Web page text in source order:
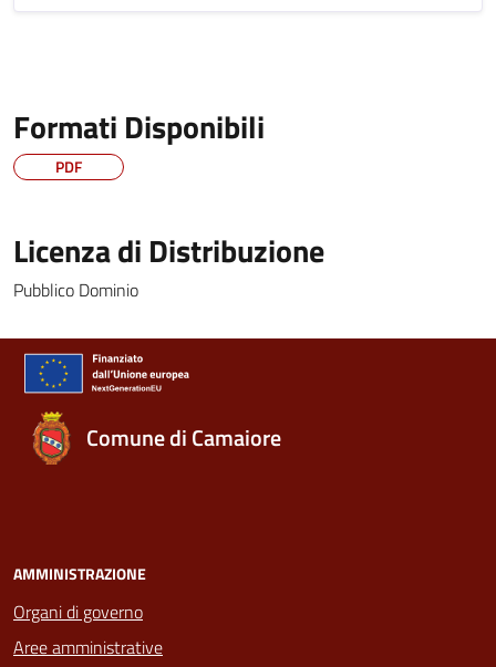
Formati Disponibili
PDF
Licenza di Distribuzione
Pubblico Dominio
Comune di Camaiore
AMMINISTRAZIONE
Organi di governo
Aree amministrative